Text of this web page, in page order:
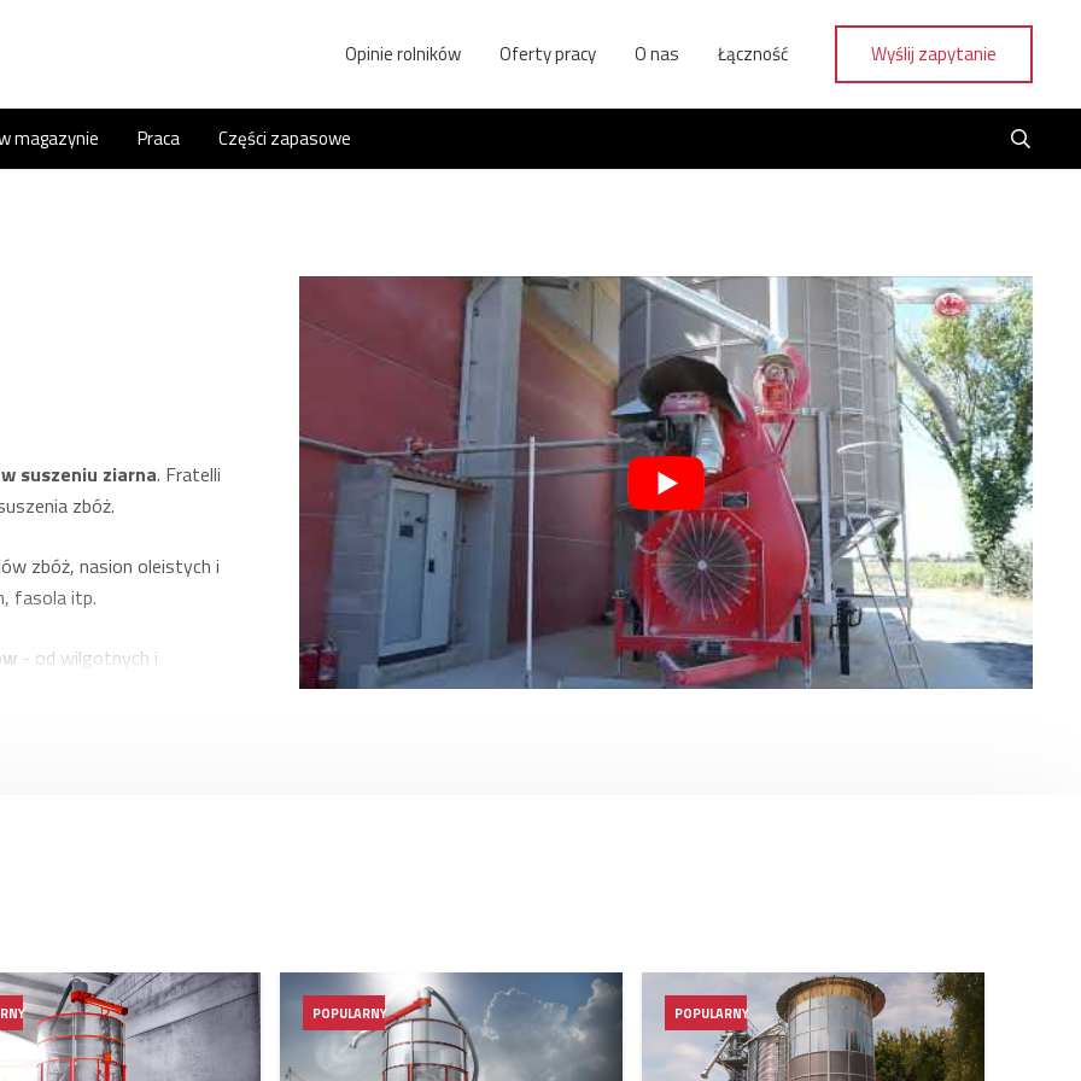
Opinie rolników Oferty pracy O nas Łączność Wyślij zapytanie
magazynie Praca Części zapasowe
suszeniu ziarna. Fratelli
zbóż.
zbóż, nasion oleistych i
fasola itp.
- od wilgotnych i
klimaty Europy
strefy Afryki Środkowej i
został zbudowany około
a ich bezpieczeństwo
może produkować ponad
POPULARNY POPULARNY